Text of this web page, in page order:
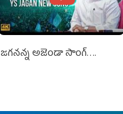
జగనన్న అజెండా సాంగ్….